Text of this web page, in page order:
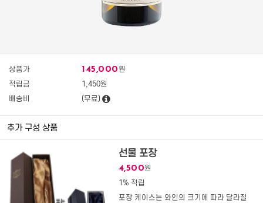
상품가 145,000 원
적립금
1,450원
배송비
(무료)
추가 구성 상품
선물 포장
4,500원
1% 적립
포장 케이스는 와인의 크기에 따라 달라질